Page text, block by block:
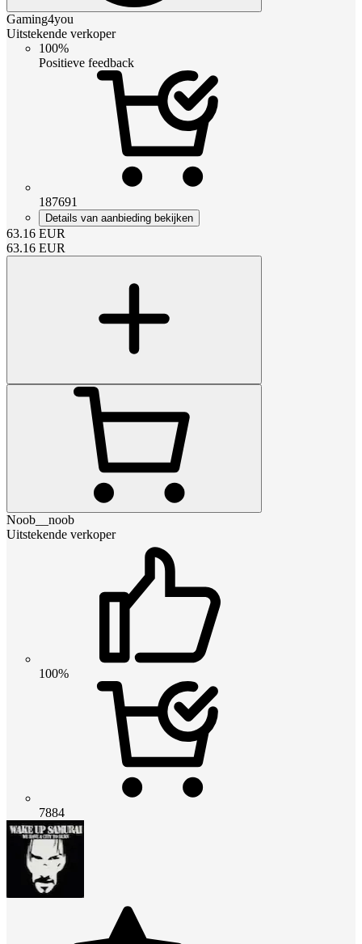
Gaming4you
Uitstekende verkoper
100%
Positieve feedback
187691
Details van aanbieding bekijken
63.16 EUR
63.16 EUR
Noob__noob
Uitstekende verkoper
100%
7884